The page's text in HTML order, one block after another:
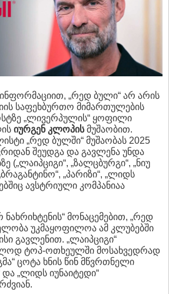
„რედ ბული“ არ არის
საფეხბურთო მიმართულების
„ლივერპულის“ ყოფილი
იურგენ კლოპისმუშაობით.
„რედ ბულში“ მუშაობას 2025
შეუდგა და გავლენა უნდა
(„ლაიპციგი“, „ზალცბურგი“, „ნიუ
„პარიზი“, „ლიდს
ავსტრიული კომპანიაა
მონაცემებით, „რედ
უკმაყოფილოა ამ კლუბებში
გავლენით. „ლაიპციგი“
ტოპ-ოთხეულში მოსახვედრად
ცოტა ხნის წინ მწვრთნელი
და „ლიდს იუნაიტედი“